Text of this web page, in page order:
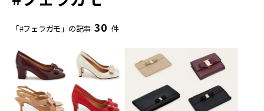
「#フェラガモ」の記事 30 件